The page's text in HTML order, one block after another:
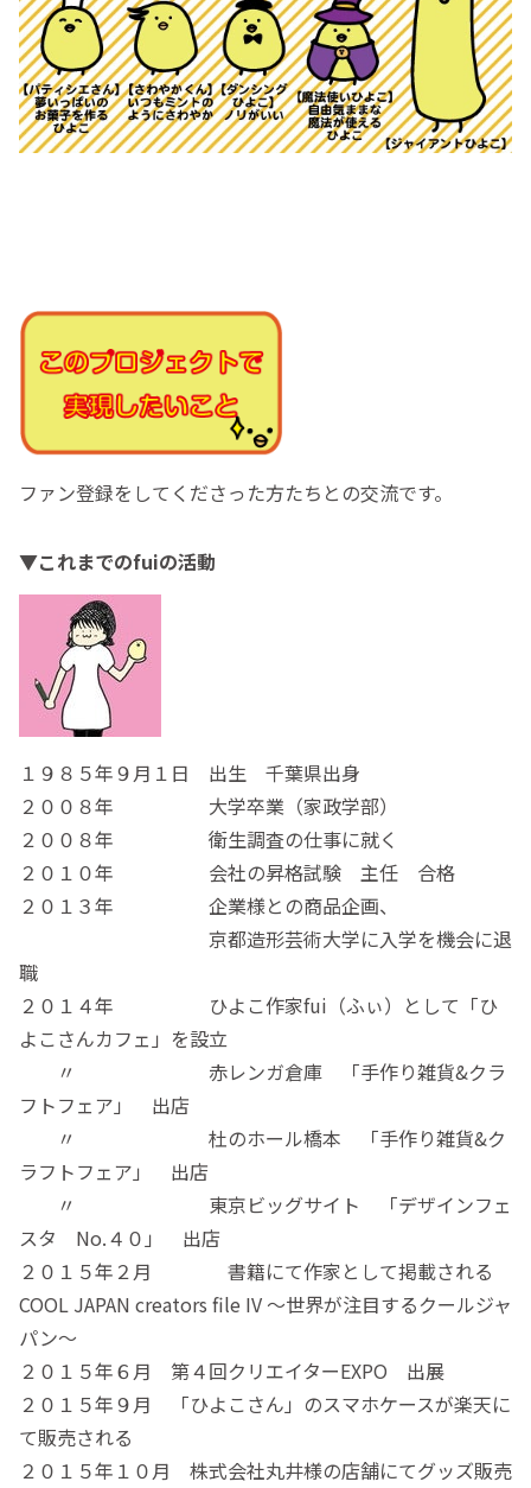
ファン登録をしてくださった方たちとの交流です。
▼これまでのfuiの活動
１９８５年９月１日 出生 千葉県出身
２００８年 大学卒業（家政学部）
２００８年 衛生調査の仕事に就く
２０１０年 会社の昇格試験 主任 合格
２０１３年 企業様との商品企画、
京都造形芸術大学に入学を機会に退
職
２０１４年 ひよこ作家fui（ふぃ）として「ひ
よこさんカフェ」を設立
〃 赤レンガ倉庫 「手作り雑貨&クラ
フトフェア」 出店
〃 杜のホール橋本 「手作り雑貨&ク
ラフトフェア」 出店
〃 東京ビッグサイト 「デザインフェ
スタ No.４０」 出店
２０１５年２月 書籍にて作家として掲載される
COOL JAPAN creators file IV 〜世界が注目するクールジャ
パン〜
２０１５年６月 第４回クリエイターEXPO 出展
２０１５年９月 「ひよこさん」のスマホケースが楽天に
て販売される
２０１５年１０月 株式会社丸井様の店舗にてグッズ販売